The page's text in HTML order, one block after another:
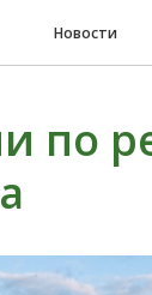
Новости
по